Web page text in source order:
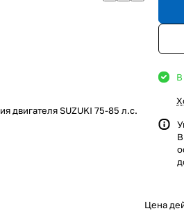
двигателя SUZUKI 75-85 л.с.
В
Цена